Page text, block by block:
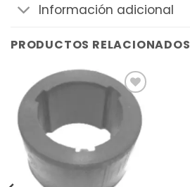
Información adicional
PRODUCTOS RELACIONADOS
Añadir
lista de
deseos